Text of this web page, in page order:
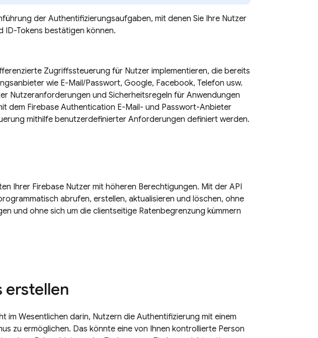
der Authentifizierungsaufgaben, mit denen Sie Ihre Nutzer
ID-Tokens bestätigen können.
Zugriffssteuerung für Nutzer implementieren, die bereits
wie E-Mail/Passwort, Google, Facebook, Telefon usw.
Nutzeranforderungen und Sicherheitsregeln für Anwendungen
dem Firebase Authentication E-Mail- und Passwort-Anbieter
mithilfe benutzerdefinierter Anforderungen definiert werden.
Ihrer Firebase Nutzer mit höheren Berechtigungen. Mit der API
abrufen, erstellen, aktualisieren und löschen, ohne
und ohne sich um die clientseitige Ratenbegrenzung kümmern
erstellen
im Wesentlichen darin, Nutzern die Authentifizierung mit einem
zu ermöglichen. Das könnte eine von Ihnen kontrollierte Person